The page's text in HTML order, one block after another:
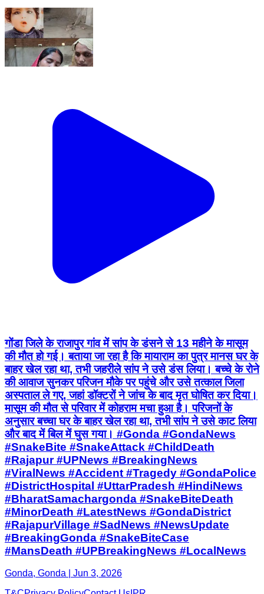
गोंडा जिले के राजापुर गांव में सांप के डंसने से 13 महीने के मासूम
की मौत हो गई। बताया जा रहा है कि मायाराम का पुत्र मानस घर के
बाहर खेल रहा था, तभी जहरीले सांप ने उसे डंस लिया। बच्चे के रोने
की आवाज सुनकर परिजन मौके पर पहुंचे और उसे तत्काल जिला
अस्पताल ले गए, जहां डॉक्टरों ने जांच के बाद मृत घोषित कर दिया।
मासूम की मौत से परिवार में कोहराम मचा हुआ है। परिजनों के
अनुसार बच्चा घर के बाहर खेल रहा था, तभी सांप ने उसे काट लिया
और बाद में बिल में घुस गया। #Gonda #GondaNews
#SnakeBite #SnakeAttack #ChildDeath
#Rajapur #UPNews #BreakingNews
#ViralNews #Accident #Tragedy #GondaPolice
#DistrictHospital #UttarPradesh #HindiNews
#BharatSamachargonda #SnakeBiteDeath
#MinorDeath #LatestNews #GondaDistrict
#RajapurVillage #SadNews #NewsUpdate
#BreakingGonda #SnakeBiteCase
#MansDeath #UPBreakingNews #LocalNews
Gonda, Gonda | Jun 3, 2026